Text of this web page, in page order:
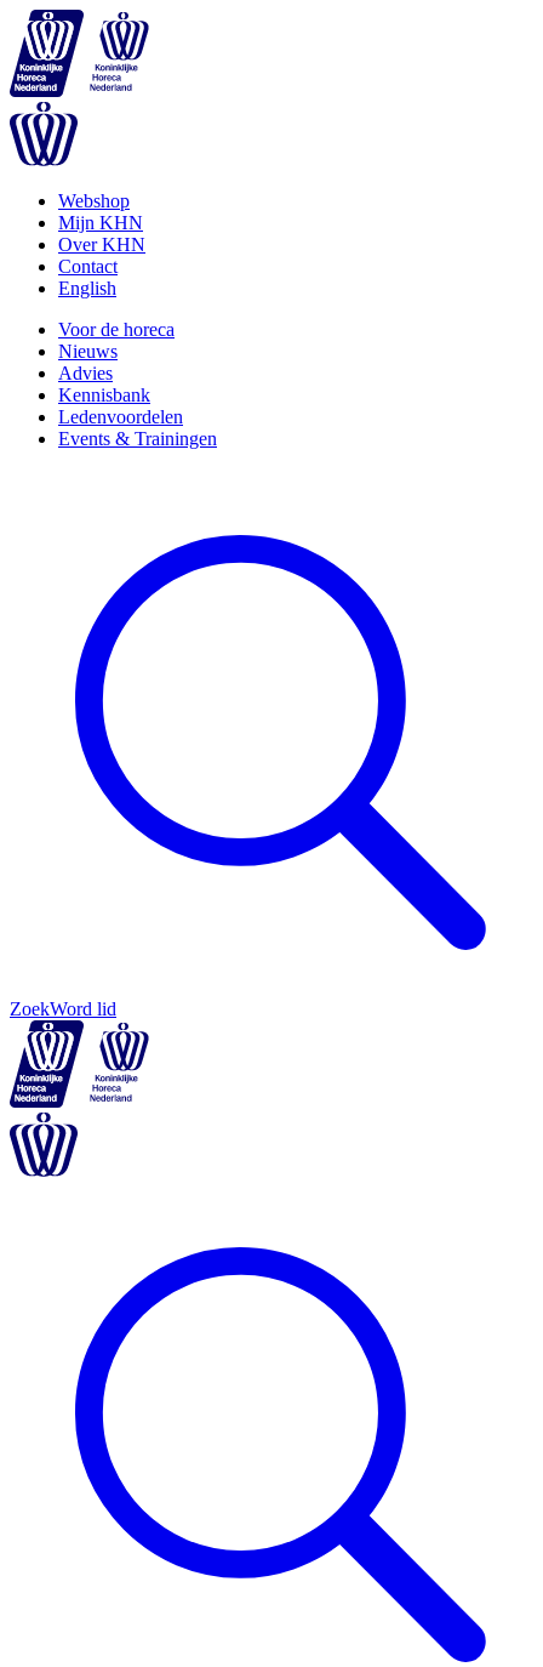
Webshop
Mijn KHN
Over KHN
Contact
English
Voor de horeca
Nieuws
Advies
Kennisbank
Ledenvoordelen
Events & Trainingen
ZoekWord lid